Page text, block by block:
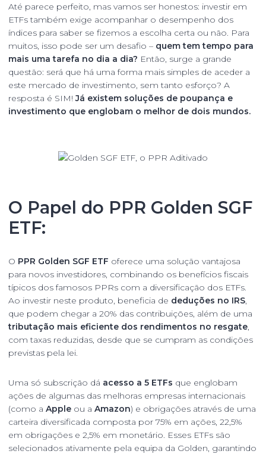
Até parece perfeito, mas vamos ser honestos: investir em
ETFs também exige acompanhar o desempenho dos
índices para saber se fizemos a escolha certa ou não. Para
muitos, isso pode ser um desafio – quem tem tempo para
mais uma tarefa no dia a dia? Então, surge a grande
questão: será que há uma forma mais simples de aceder a
este mercado de investimento, sem tanto esforço? A
resposta é SIM!Já existem soluções de poupança e
investimento que englobam o melhor de dois mundos.
O Papel do PPR Golden SGF
ETF:
O PPR Golden SGF ETF oferece uma solução vantajosa
para novos investidores, combinando os benefícios fiscais
típicos dos famosos PPRs com a diversificação dos ETFs.
Ao investir neste produto, beneficia de deduções no IRS,
que podem chegar a 20% das contribuições, além de uma
tributação mais eficiente dos rendimentos no resgate,
com taxas reduzidas, desde que se cumpram as condições
previstas pela lei.
Uma só subscrição dá acesso a 5 ETFs que englobam
ações de algumas das melhoras empresas internacionais
(como a Apple ou a Amazon) e obrigações através de uma
carteira diversificada composta por 75% em ações, 22,5%
em obrigações e 2,5% em monetário. Esses ETFs são
selecionados ativamente pela equipa da Golden, garantindo